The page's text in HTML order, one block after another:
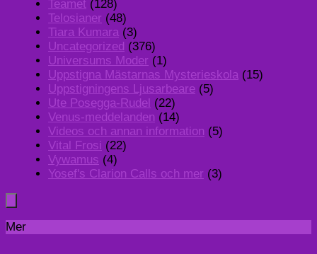
Teamet (128)
Telosianer (48)
Tiara Kumara (3)
Uncategorized (376)
Universums Moder (1)
Uppstigna Mästarnas Mysterieskola (15)
Uppstigningens Ljusarbeare (5)
Ute Posegga-Rudel (22)
Venus-meddelanden (14)
Videos och annan information (5)
Vital Frosi (22)
Vywamus (4)
Yosef's Clarion Calls och mer (3)
Mer